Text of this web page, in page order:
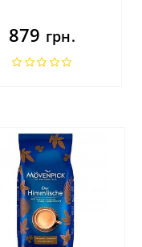
879 грн.